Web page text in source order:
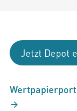
Jetzt Depot